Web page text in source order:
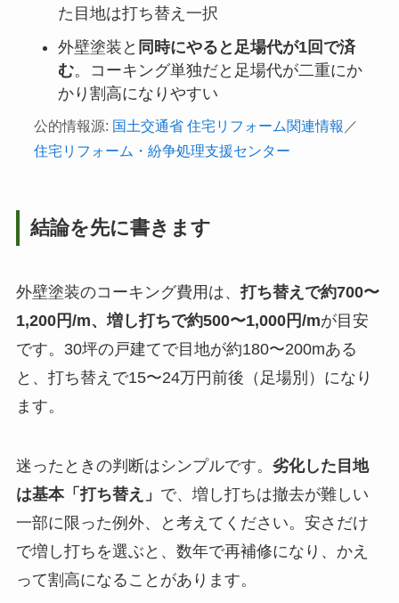
た目地は打ち替え一択
外壁塗装と 同時にやると足場代が1回で済
む。コーキング単独だと足場代が二重にか
かり割高になりやすい
公的情報源: 国土交通省 住宅リフォーム関連情報 ／
住宅リフォーム・紛争処理支援センター
結論を先に書きます
外壁塗装のコーキング費用は、打ち替えで約700〜
1,200円/m、増し打ちで約500〜1,000円/mが目安
です。30坪の戸建てで目地が約180〜200mある
と、打ち替えで15〜24万円前後（足場別）になり
ます。
迷ったときの判断はシンプルです。 劣化した目地
は基本「打ち替え」 で、増し打ちは撤去が難しい
一部に限った例外、と考えてください。安さだけ
で増し打ちを選ぶと、数年で再補修になり、かえ
って割高になることがあります。